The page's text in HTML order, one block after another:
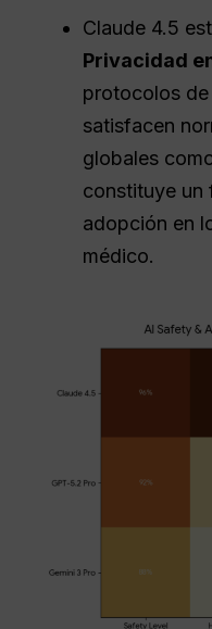
Claude 4.5
Privacidad
protocolos
satisfacen
globales
constituye un
adopción en
médico.